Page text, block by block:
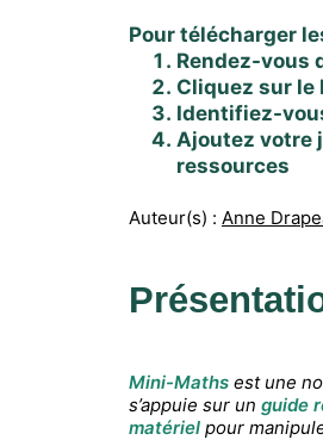
Pour télécharger
Rendez-vous
Cliquez sur le
Identifiez-
Ajoutez votre
ressources
Auteur(s) : Anne
Mini-Maths est une
s’appuie sur un guide
matériel pour